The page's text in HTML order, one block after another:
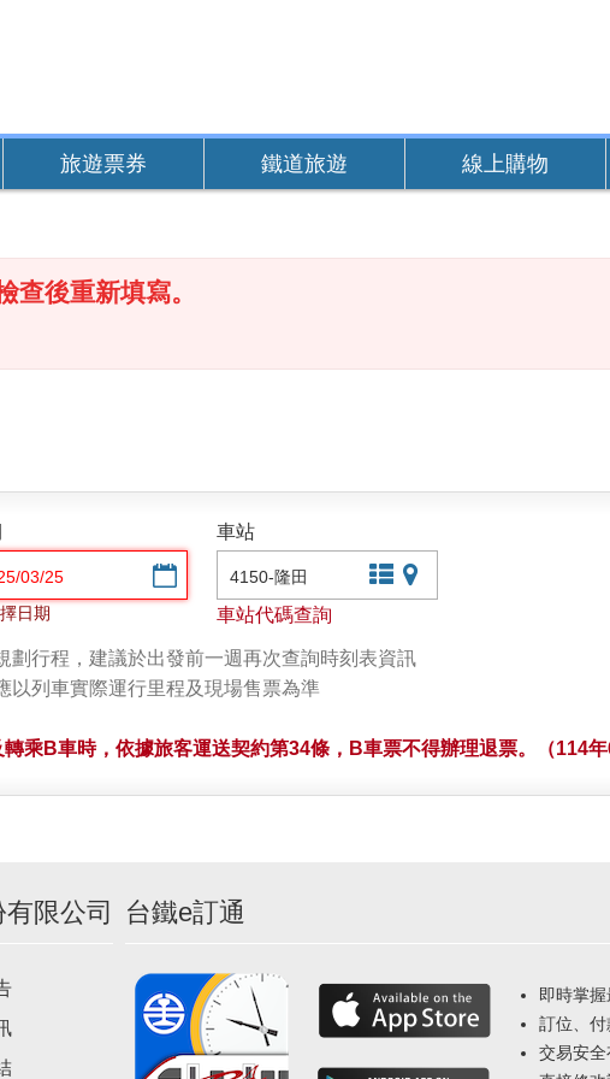
旅遊票券 鐵道旅遊 線上購物
查後重新填寫。
選擇日期
日期
車站
文字站點查詢
車站代碼查詢
行程，建議於出發前一週再次查詢時刻表資訊
列車實際運行里程及現場售票為準
乘B車時，依據旅客運送契約第34條，B車票不得辦理退票。（114年
限公司 台鐵e訂通
即時掌
訂位、付
交易安全